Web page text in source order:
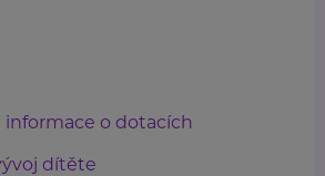
informace o dotacích
dítěte